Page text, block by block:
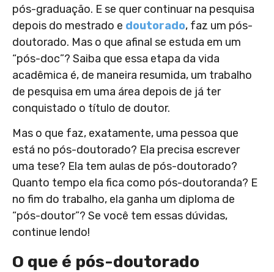
pós-graduação. E se quer continuar na pesquisa
depois do mestrado e doutorado, faz um pós-
doutorado. Mas o que afinal se estuda em um
“pós-doc”? Saiba que essa etapa da vida
acadêmica é, de maneira resumida, um trabalho
de pesquisa em uma área depois de já ter
conquistado o título de doutor.
Mas o que faz, exatamente, uma pessoa que
está no pós-doutorado? Ela precisa escrever
uma tese? Ela tem aulas de pós-doutorado?
Quanto tempo ela fica como pós-doutoranda? E
no fim do trabalho, ela ganha um diploma de
“pós-doutor”? Se você tem essas dúvidas,
continue lendo!
O que é pós-doutorado